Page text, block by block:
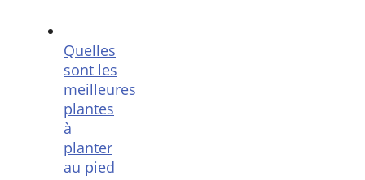
Quelles
sont les
meilleures
plantes
à
planter
au pied